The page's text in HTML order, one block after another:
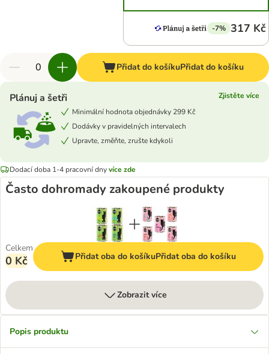
-7% 317 Kč
Přidat do košíkuPřidat do košíku
Plánuj a šetři
Zjistěte více
Minimální hodnota objednávky 299 Kč
Dodávky v pravidelných intervalech
Upravte, změňte, zrušte kdykoli
Dodací doba 1-4 pracovní dnyvíce zde
Často dohromady zakoupené produkty
Celkem
0 Kč Přidat oba do košíkuPřidat oba do košíku
Zobrazit více
Popis produktu